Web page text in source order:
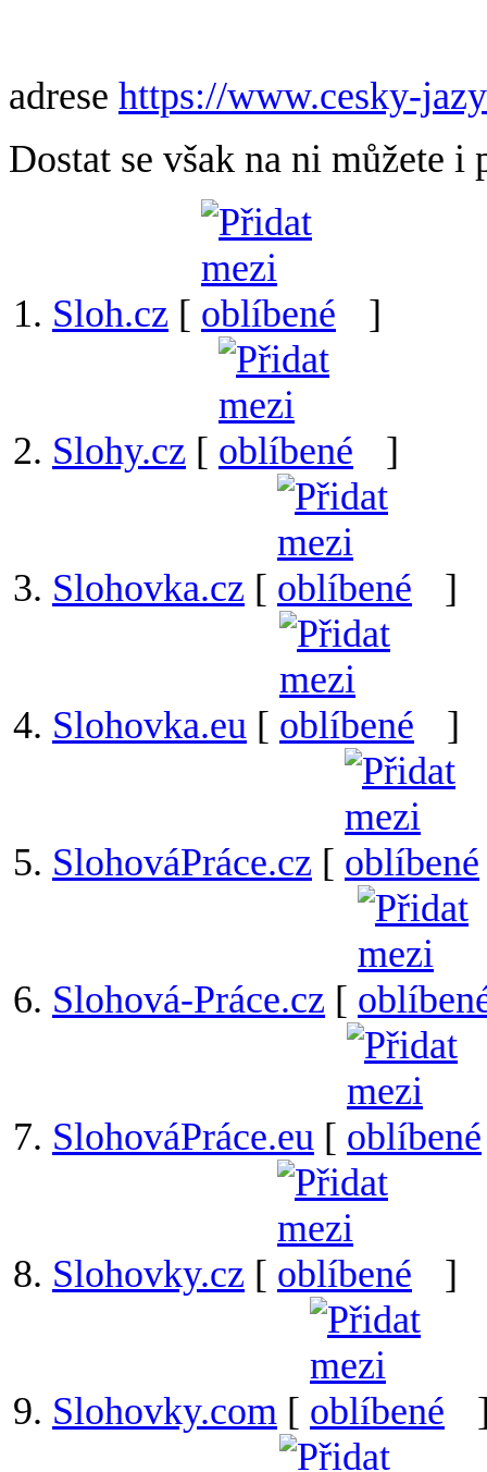
adrese https://www.cesky-
Dostat se však na ni můžete i
Sloh.cz [ ]
Slohy.cz [ ]
Slohovka.cz [ ]
Slohovka.eu [ ]
SlohováPráce.cz [
Slohová-Práce.cz [
SlohováPráce.eu [
Slohovky.cz [ ]
Slohovky.com [